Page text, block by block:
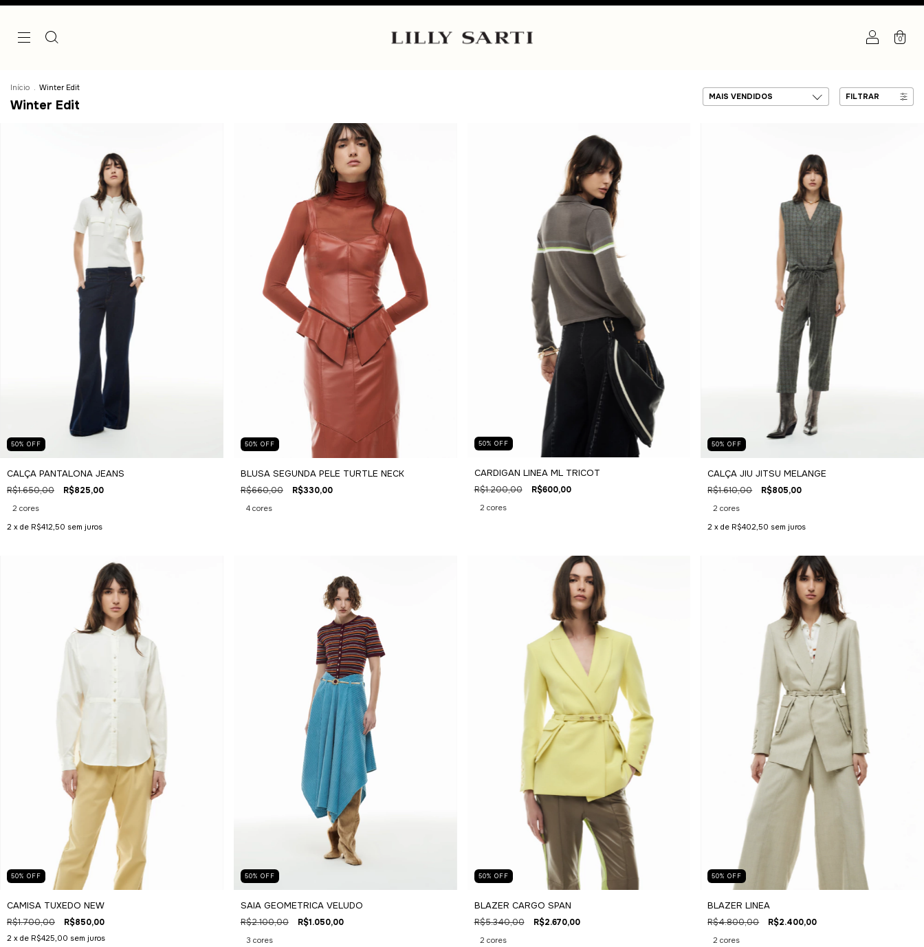
0
Início . Winter Edit
Winter Edit
FILTRAR
50% OFF
CALÇA PANTALONA JEANS
R$1.650,00 R$825,00
2 cores
2 x de R$412,50 sem juros
50% OFF
BLUSA SEGUNDA PELE TURTLE NECK
R$660,00 R$330,00
4 cores
50% OFF
CARDIGAN LINEA ML TRICOT
R$1.200,00 R$600,00
2 cores
50%OFF
CALÇA JIU JITSU MELANGE
R$1.610,00 R$805,00
2 cores
2 x de R$402,50 sem juros
50% OFF
CAMISA TUXEDO NEW
R$1.700,00 R$850,00
2 x de R$425,00 sem juros
50% OFF
SAIA GEOMETRICA VELUDO
R$2.100,00 R$1.050,00
3 cores
50% OFF
BLAZER CARGO SPAN
R$5.340,00 R$2.670,00
2 cores
50%OFF
BLAZER LINEA
R$4.800,00 R$2.400,00
2 cores